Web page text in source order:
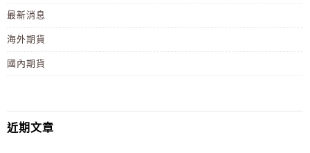
最新消息
海外期貨
國內期貨
近期文章